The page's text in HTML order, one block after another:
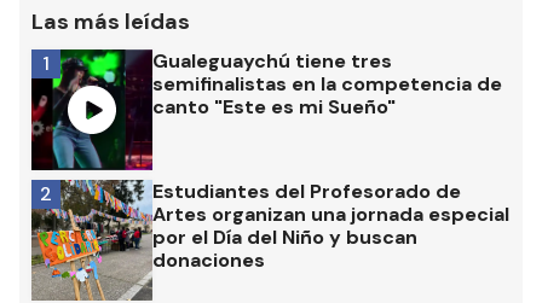
Las más leídas
Gualeguaychú tiene tres
semifinalistas en la competencia de
canto "Este es mi Sueño"
1
Estudiantes del Profesorado de
Artes organizan una jornada especial
por el Día del Niño y buscan
donaciones
2